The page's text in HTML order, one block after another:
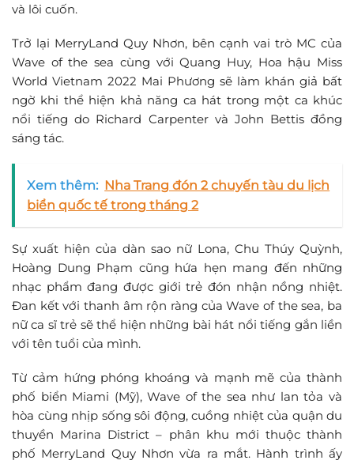
và lôi cuốn.
Trở lại MerryLand Quy Nhơn, bên cạnh vai trò MC của
Wave of the sea cùng với Quang Huy, Hoa hậu Miss
World Vietnam 2022 Mai Phương sẽ làm khán giả bất
ngờ khi thể hiện khả năng ca hát trong một ca khúc
nổi tiếng do Richard Carpenter và John Bettis đồng
sáng tác.
Xem thêm: Nha Trang đón 2 chuyến tàu du lịch
biển quốc tế trong tháng 2
Sự xuất hiện của dàn sao nữ Lona, Chu Thúy Quỳnh,
Hoàng Dung Phạm cũng hứa hẹn mang đến những
nhạc phẩm đang được giới trẻ đón nhận nồng nhiệt.
Đan kết với thanh âm rộn ràng của Wave of the sea, ba
nữ ca sĩ trẻ sẽ thể hiện những bài hát nổi tiếng gắn liền
với tên tuổi của mình.
Từ cảm hứng phóng khoáng và mạnh mẽ của thành
phố biển Miami (Mỹ), Wave of the sea như lan tỏa và
hòa cùng nhịp sống sôi động, cuồng nhiệt của quận du
thuyền Marina District – phân khu mới thuộc thành
phố MerryLand Quy Nhơn vừa ra mắt. Hành trình ấy